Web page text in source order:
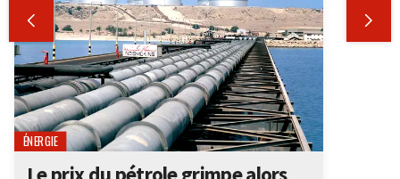
 
ÉNERGIE